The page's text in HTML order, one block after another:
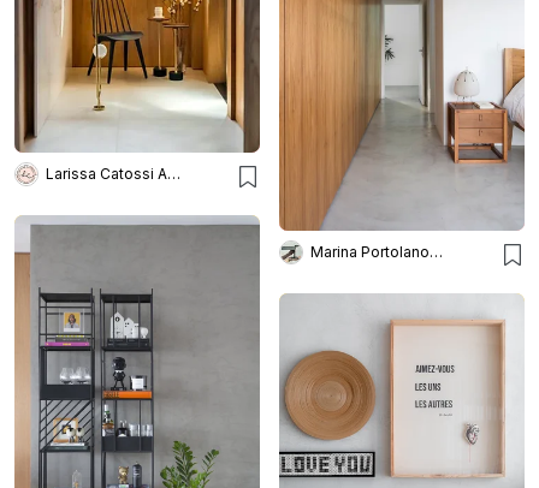
Larissa Catossi Arquiteta
Marina Portolano Arquitetura